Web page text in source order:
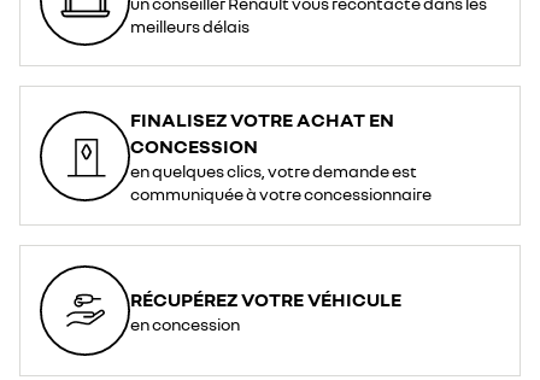
meilleurs délais
FINALISEZ VOTRE ACHAT EN
CONCESSION
en quelques clics, votre demande est
communiquée à votre concessionnaire
RÉCUPÉREZ VOTRE VÉHICULE
en concession